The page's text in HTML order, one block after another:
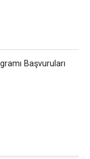
Başvuruları